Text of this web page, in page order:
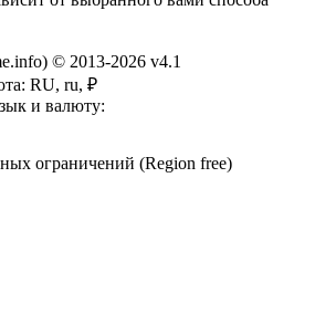
© 2013-2026 v4.1
RU, ru, ₽
и валюту:
ограничений (Region free)